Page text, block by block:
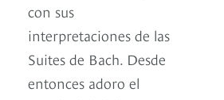
con sus
interpretaciones de las
Suites de Bach. Desde
entonces adoro el